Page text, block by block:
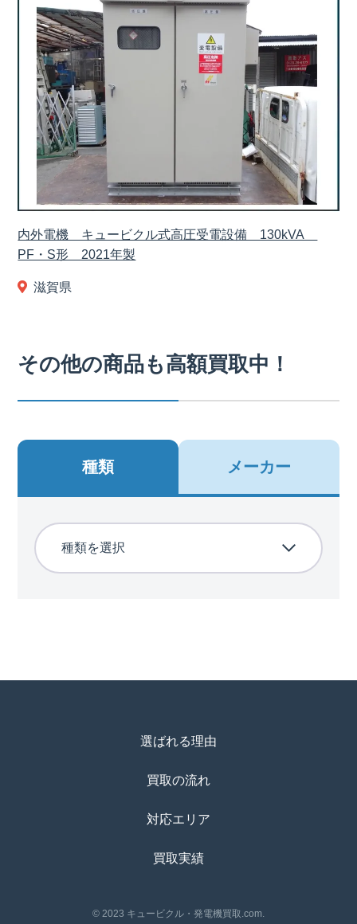
内外電機 キュービクル式高圧受電設備 130kVA
PF・S形 2021年製
滋賀県
その他の商品も高額買取中！
種類 メーカー
選ばれる理由
買取の流れ
対応エリア
買取実績
© 2023 キュービクル・発電機買取.com.